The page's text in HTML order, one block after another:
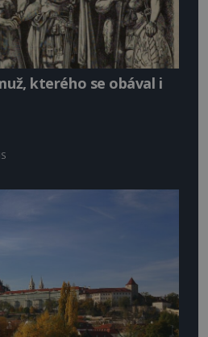
kterého se obával i